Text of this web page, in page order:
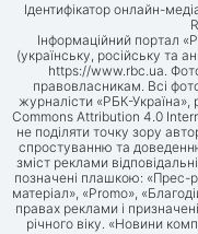
Ідентифікатор онлайн-
Інформаційний портал
(українську, російську та
https://www.rbc.ua.
правовласникам. Всі
журналісти «РБК-Україна»,
Commons Attribution 4.0
не поділяти точку зору
спростуванню та
зміст реклами
позначені плашкою: «Прес-
матеріал», «Promo»,
правах реклами і
річного віку. «Новини